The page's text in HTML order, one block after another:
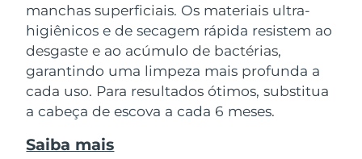
manchas superficiais. Os materiais ultra-
higiênicos e de secagem rápida resistem ao
desgaste e ao acúmulo de bactérias,
garantindo uma limpeza mais profunda a
cada uso. Para resultados ótimos, substitua
a cabeça de escova a cada 6 meses.
Saiba mais